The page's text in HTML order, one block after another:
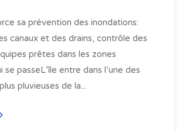
sa prévention des inondations:
canaux et des drains, contrôle des
prêtes dans les zones
se passeL’île entre dans l’une des
pluvieuses de la...